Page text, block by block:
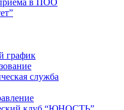
в ПОО
график
служба